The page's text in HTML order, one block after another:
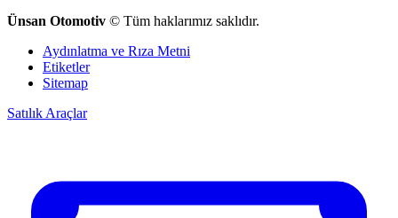
Ünsan Otomotiv © Tüm haklarımız saklıdır.
Aydınlatma ve Rıza Metni
Etiketler
Sitemap
Satılık Araçlar